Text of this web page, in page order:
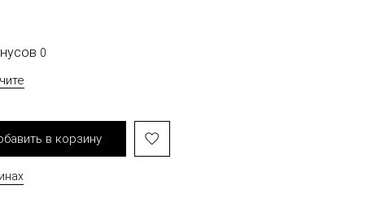
0
в корзину